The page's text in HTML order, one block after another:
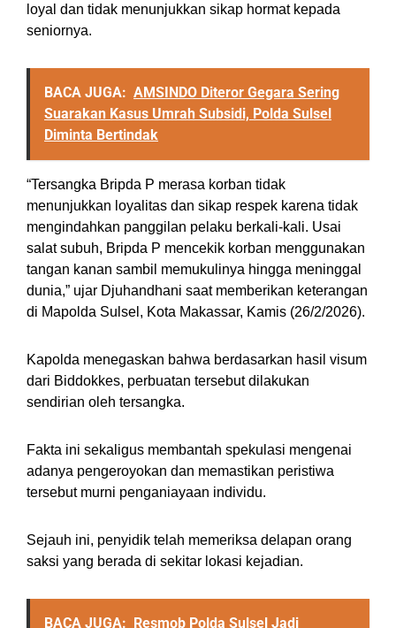
loyal dan tidak menunjukkan sikap hormat kepada
seniornya.
BACA JUGA: AMSINDO Diteror Gegara Sering
Suarakan Kasus Umrah Subsidi, Polda Sulsel
Diminta Bertindak
“Tersangka Bripda P merasa korban tidak
menunjukkan loyalitas dan sikap respek karena tidak
mengindahkan panggilan pelaku berkali-kali. Usai
salat subuh, Bripda P mencekik korban menggunakan
tangan kanan sambil memukulinya hingga meninggal
dunia,” ujar Djuhandhani saat memberikan keterangan
di Mapolda Sulsel, Kota Makassar, Kamis (26/2/2026).
Kapolda menegaskan bahwa berdasarkan hasil visum
dari Biddokkes, perbuatan tersebut dilakukan
sendirian oleh tersangka.
Fakta ini sekaligus membantah spekulasi mengenai
adanya pengeroyokan dan memastikan peristiwa
tersebut murni penganiayaan individu.
Sejauh ini, penyidik telah memeriksa delapan orang
saksi yang berada di sekitar lokasi kejadian.
BACA JUGA: Resmob Polda Sulsel Jadi